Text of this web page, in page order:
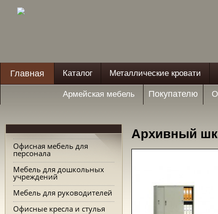
Главная Каталог Металлические кровати
Армейская мебель Покупателю
Офисная мебель для
персонала
Мебель для дошкольных
учреждений
Мебель для руководителей
Офисные кресла и стулья
Архивный